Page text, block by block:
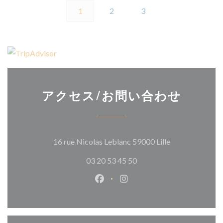
1 2 3
アクセス/お問い合わせ
16 rue Nicolas Leblanc 59000 Lille((新しいウィ
03 20 53 45 50
Facebook ((新しいウィンドウ
Instagram ((新しいウィ